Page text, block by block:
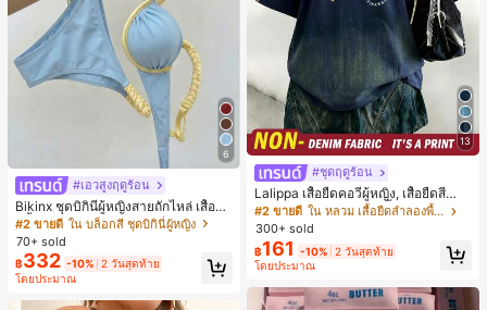
6
#เอวสูงฤดูร้อน
Bikinx ชุดบิกินี่ผู้หญิงสายถักไหล่ เสื้อว่า
ยน้ำวันพีซมีโครงพร้อมสายผูกหลังสีตัด
กัน สำหรับเที่ยวพักผ่อน ชายหาด ฤดูร้อ
น
#2 ขายดี ใน บล็อกสี ชุดบิกินี่ผู้หญิง
70+ sold
฿332 -10% 2 วันสุดท้าย
โดยประมาณ
13
#ชุดฤดูร้อน
Lalippa เสื้อยืดคอวีผู้หญิง, เสื้อยืดสีน้ำเ
งินสไตล์มินิมอลเรโทร, เสื้อยืดผู้หญิงทร
งหลวมสบาย, พิมพ์ตัวอักษรและตัวเลข
ภาษาอังกฤษ, เสื้อสำหรับออกไปเที่ยวฤ
ดูร้อน, ลวดลายดีไซน์, ความรู้สึกพรีเมีย
ม, ลำลองอเนกประสงค์, สวมใส่ประจำวั
น, กลางแจ้ง, ช้อปปิ้ง, การเดินทาง, เสื้อ
ผ้ากลางแจ้ง
#2 ขายดี
ใน หลวม เสื้อยืดลำลองพื้นฐาน
300+ sold
฿161 -10% 2 วันสุดท้าย
โดยประมาณ